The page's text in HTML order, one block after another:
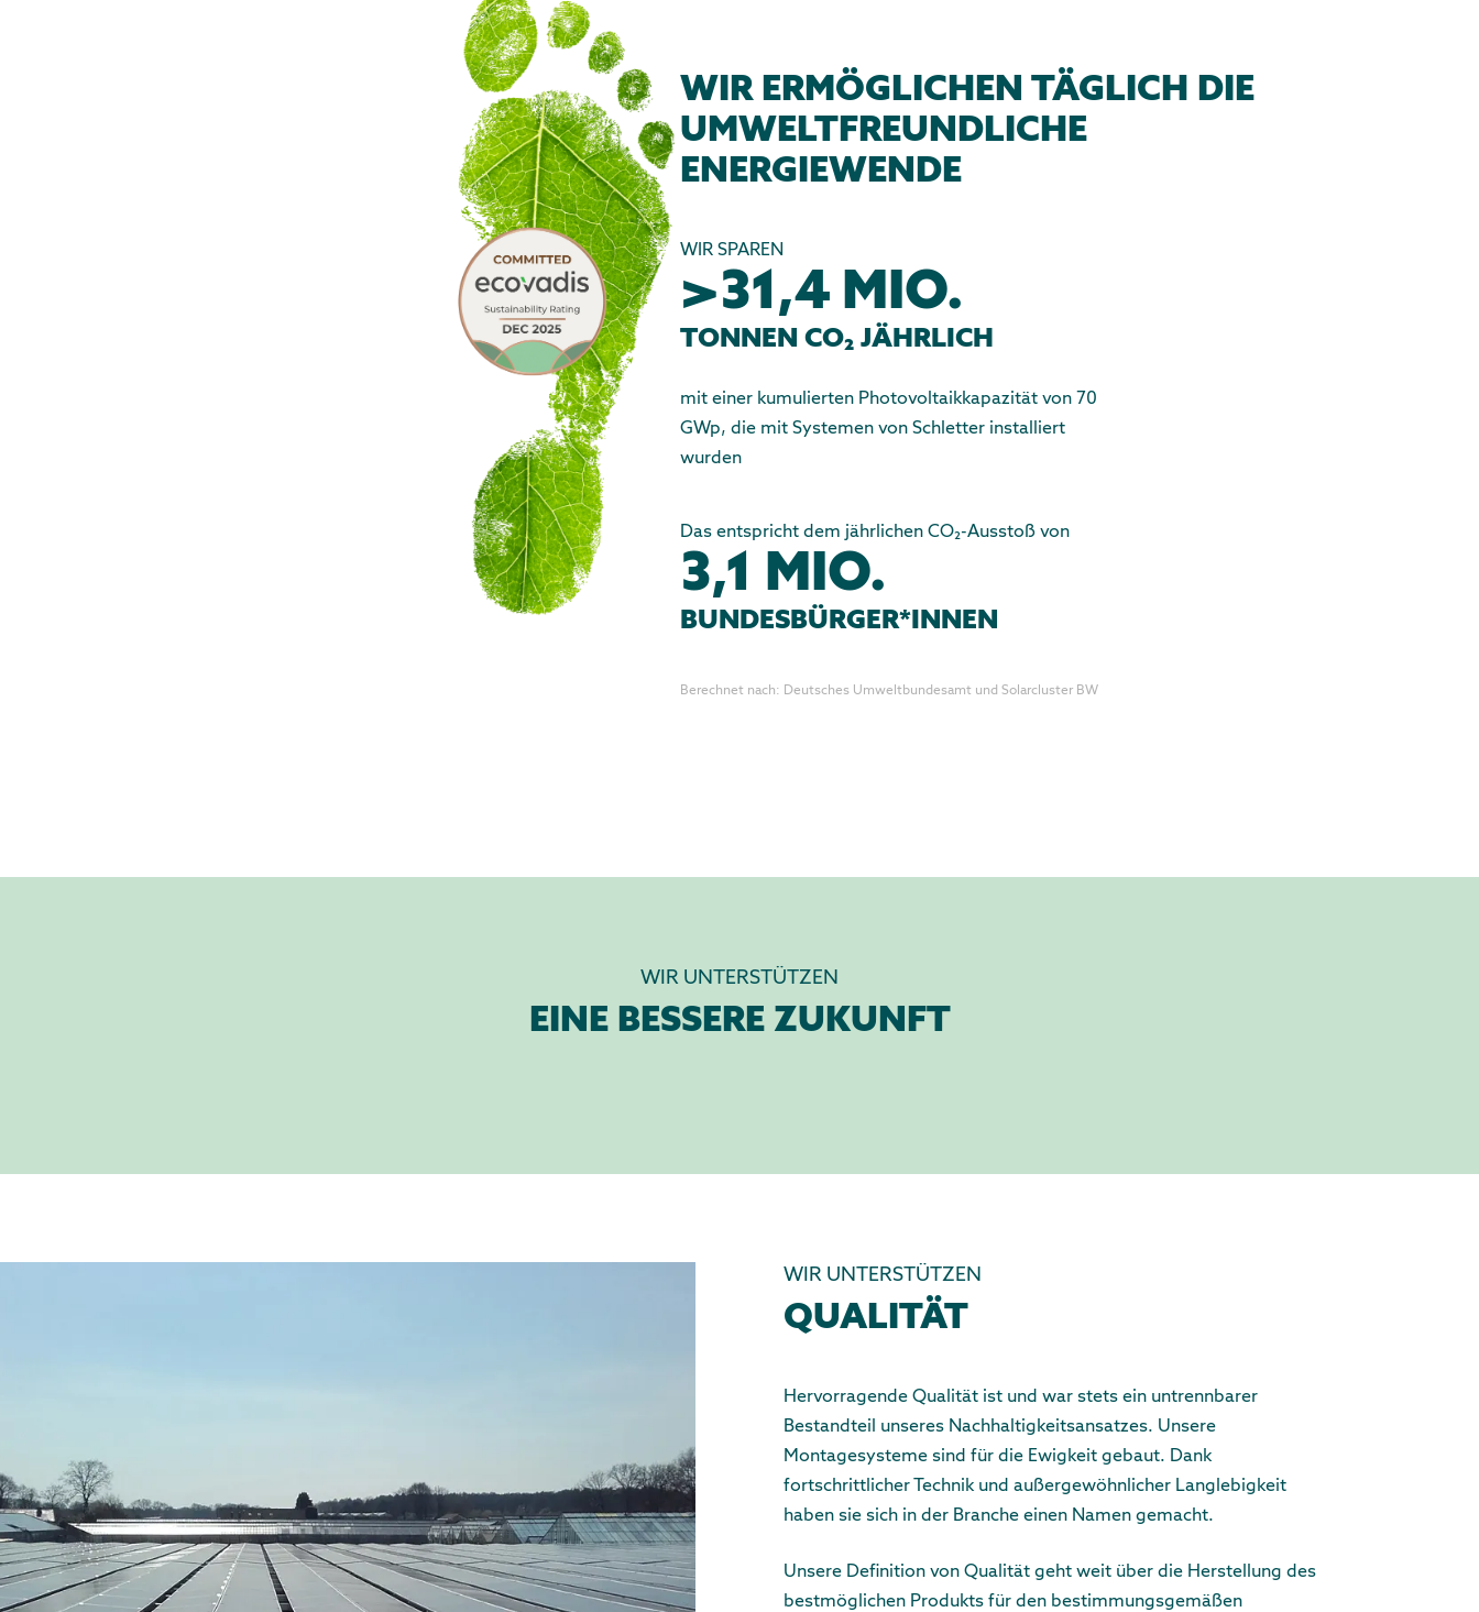
WIR ERMÖGLICHEN TÄGLICH DIE
UMWELTFREUNDLICHE
ENERGIEWENDE
WIR SPAREN
>31,4 MIO.
TONNEN CO₂ JÄHRLICH
mit einer kumulierten Photovoltaikkapazität von 70
GWp, die mit Systemen von Schletter installiert
wurden
Das entspricht dem jährlichen CO₂-Ausstoß von
3,1 MIO.
BUNDESBÜRGER*INNEN
Berechnet nach: Deutsches Umweltbundesamt und Solarcluster BW
WIR UNTERSTÜTZEN
EINE BESSERE ZUKUNFT
WIR UNTERSTÜTZEN
QUALITÄT
Hervorragende Qualität ist und war stets ein untrennbarer
Bestandteil unseres Nachhaltigkeitsansatzes. Unsere
Montagesysteme sind für die Ewigkeit gebaut. Dank
fortschrittlicher Technik und außergewöhnlicher Langlebigkeit
haben sie sich in der Branche einen Namen gemacht.
Unsere Definition von Qualität geht weit über die Herstellung des
bestmöglichen Produkts für den bestimmungsgemäßen